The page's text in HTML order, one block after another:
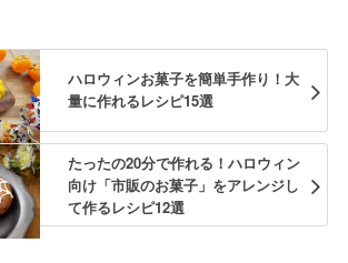
ハロウィンお菓子を簡単手作り！大
量に作れるレシピ15選
たったの20分で作れる！ハロウィン
向け「市販のお菓子」をアレンジし
て作るレシピ12選